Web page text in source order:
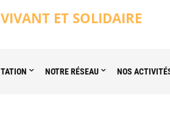
ET SOLIDAIRE
NOTRE RÉSEAU NOS